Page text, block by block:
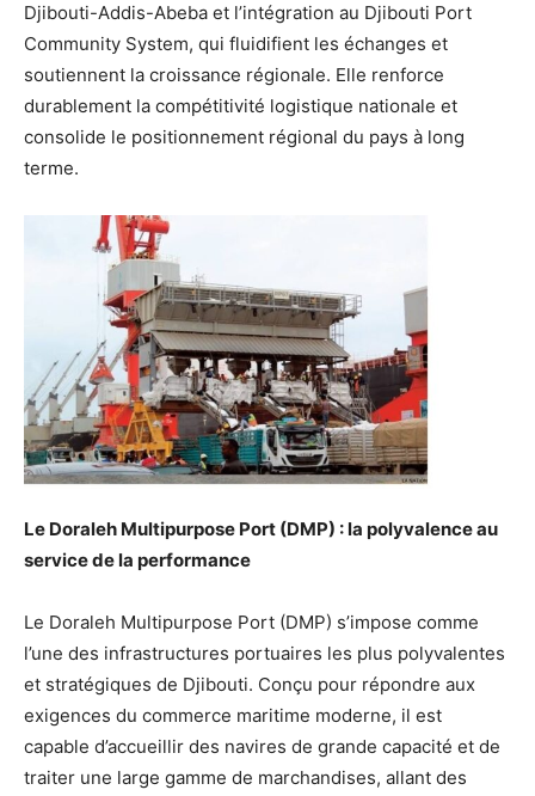
Djibouti-Addis-Abeba et l’intégration au Djibouti Port
Community System, qui fluidifient les échanges et
soutiennent la croissance régionale. Elle renforce
durablement la compétitivité logistique nationale et
consolide le positionnement régional du pays à long
terme.
Le Doraleh Multipurpose Port (DMP) : la polyvalence au
service de la performance
Le Doraleh Multipurpose Port (DMP) s’impose comme
l’une des infrastructures portuaires les plus polyvalentes
et stratégiques de Djibouti. Conçu pour répondre aux
exigences du commerce maritime moderne, il est
capable d’accueillir des navires de grande capacité et de
traiter une large gamme de marchandises, allant des